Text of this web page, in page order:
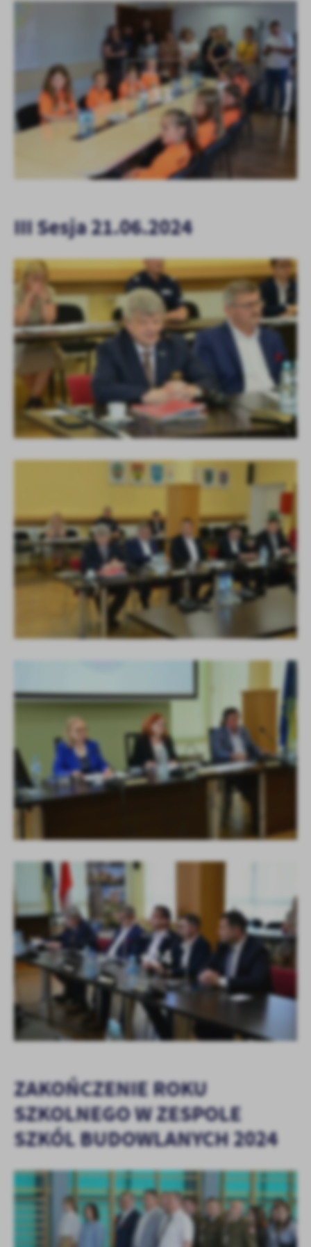
KOLEJNE
+33
III Sesja 21.06.2024
KOLEJNE
+24
ZAKOŃCZENIE ROKU
SZKOLNEGO W ZESPOLE
SZKÓL BUDOWLANYCH 2024